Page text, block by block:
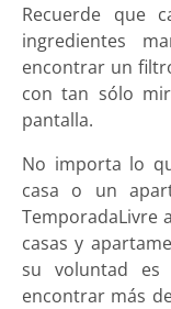
Recuerde que
ingredientes
encontrar un
con tan sólo
pantalla.
No importa lo
casa o un
TemporadaLivre
casas y
su voluntad
encontrar más